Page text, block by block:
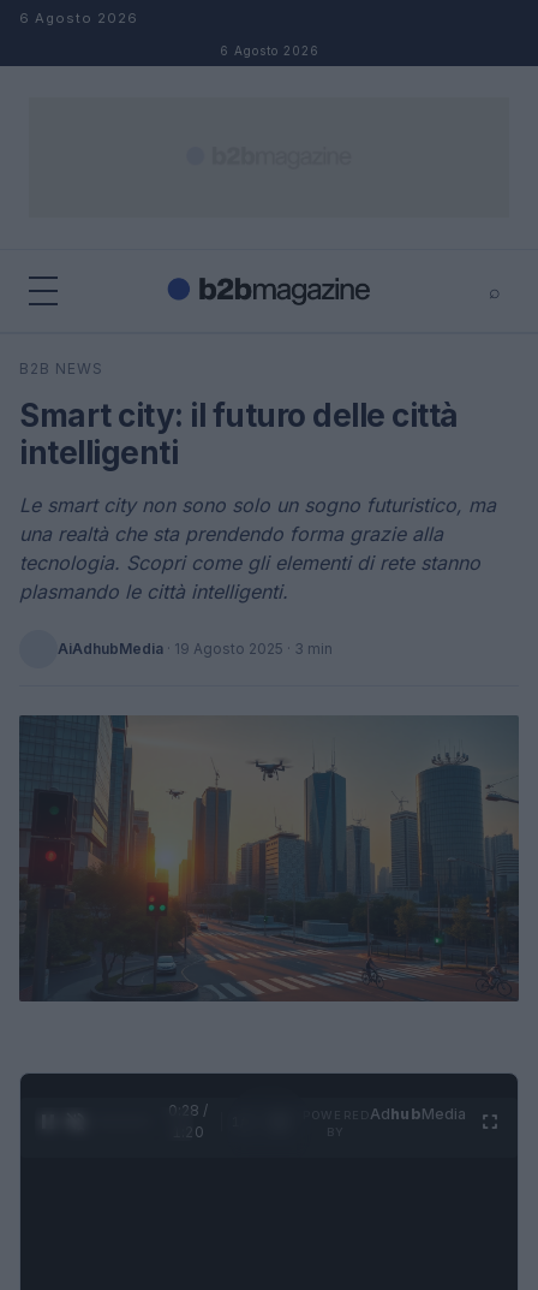
Salta al contenuto
6 Agosto 2026
6 Agosto 2026
⌕
Cerca
B2B NEWS
Smart city: il futuro delle città
intelligenti
Le smart city non sono solo un sogno futuristico, ma
una realtà che sta prendendo forma grazie alla
tecnologia. Scopri come gli elementi di rete stanno
plasmando le città intelligenti.
AiAdhubMedia · 19 Agosto 2025 · 3 min
0:29 /
1:20
AdhubMedia